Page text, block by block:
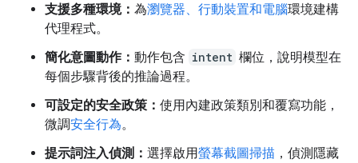
支援多種環境： 為瀏覽器、行動裝置和電腦環境建構
代理程式。
簡化意圖動作： 動作包含 intent 欄位，說明模型在
每個步驟背後的推論過程。
可設定的安全政策： 使用內建政策類別和覆寫功能，
微調安全行為。
提示詞注入偵測： 選擇啟用螢幕截圖掃描 ，偵測隱藏